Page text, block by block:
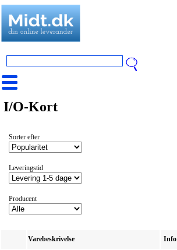
I/O-Kort
Sorter efter
Leveringstid
Producent
Varebeskrivelse Info